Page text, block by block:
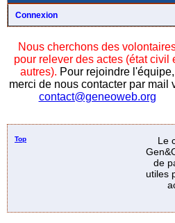
Connexion
Nous cherchons des
pour relever des actes (état civil
autres). Pour rejoindre l'équipe,
merci de nous contacter par mail
contact@geneoweb.org
Top
Le
de
utiles